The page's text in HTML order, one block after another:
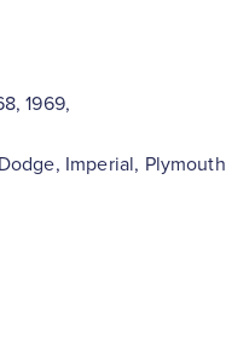
1969,
Dodge, Imperial, Plymouth